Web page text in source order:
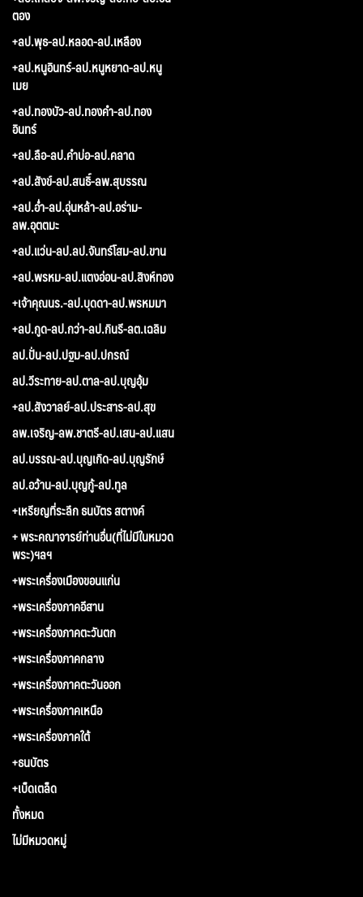
ตอง
+ลป.พุธ-ลป.หลอด-ลป.เหลือง
+ลป.หนูอินทร์-ลป.หนูหยาด-ลป.หนู
เมย
+ลป.ทองบัว-ลป.ทองคำ-ลป.ทอง
อินทร์
+ลป.ลือ-ลป.คำบ่อ-ลป.คลาด
+ลป.สังข์-ลป.สนธิ์-ลพ.สุบรรณ
+ลป.อ่ำ-ลป.อุ่นหล้า-ลป.อร่าม-
ลพ.อุตตมะ
+ลป.แว่น-ลป.ลป.จันทร์โสม-ลป.ขาน
+ลป.พรหม-ลป.แตงอ่อน-ลป.สิงห์ทอง
+เจ้าคุณนร.-ลป.บุดดา-ลป.พรหมมา
+ลป.กูด-ลป.กว่า-ลป.กินรี-ลต.เฉลิม
ลป.ปั่น-ลป.ปฐม-ลป.ปกรณ์
ลป.วีระทาย-ลป.ตาล-ลป.บุญอุ้ม
+ลป.สังวาลย์-ลป.ประสาร-ลป.สุข
ลพ.เจริญ-ลพ.ชาตรี-ลป.เสน-ลป.แสน
ลป.บรรณ-ลป.บุญเกิด-ลป.บุญรักษ์
ลป.อว้าน-ลป.บุญกู้-ลป.ทูล
+เหรียญที่ระลึก ธนบัตร สตางค์
+ พระคณาจารย์ท่านอื่น(ที่ไม่มีในหมวด
พระ)ฯลฯ
+พระเครื่องเมืองขอนแก่น
+พระเครื่องภาคอีสาน
+พระเครื่องภาคตะวันตก
+พระเครื่องภาคกลาง
+พระเครื่องภาคตะวันออก
+พระเครื่องภาคเหนือ
+พระเครื่องภาคใต้
+ธนบัตร
+เบ็ดเตล็ด
ทั้งหมด
ไม่มีหมวดหมู่